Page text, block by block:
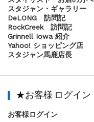
スタジャン・ギャラリー
DeLONG 訪問記
RockCreek 訪問記
Grinnell Iowa 紹介
Yahoo! ショッピング店
スタジャン馬鹿店長
★お客様 ログイン
お客様ログイン